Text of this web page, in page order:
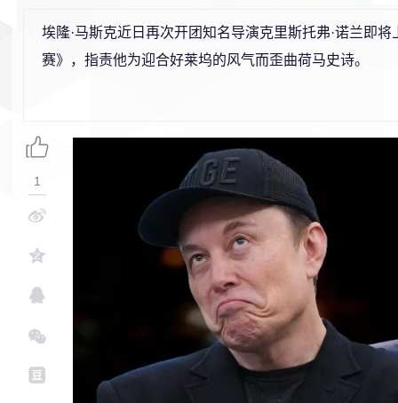
埃隆·马斯克近日再次开团知名导演克里斯托弗·诺兰即
赛》，指责他为迎合好莱坞的风气而歪曲荷马史诗。
1